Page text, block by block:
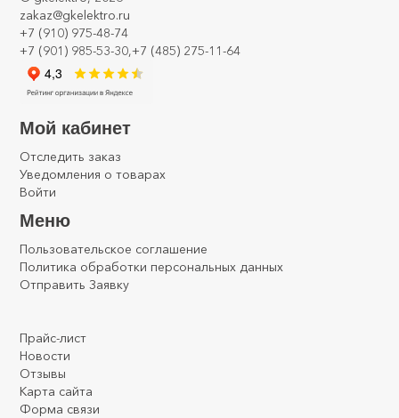
zakaz@gkelektro.ru
+7 (910) 975-48-74
+7 (901) 985-53-30,+7 (485) 275-11-64
Мой кабинет
Отследить заказ
Уведомления о товарах
Войти
Меню
Пользовательское соглашение
Политика обработки персональных данных
Отправить Заявку
Прайс-лист
Новости
Отзывы
Карта сайта
Форма связи